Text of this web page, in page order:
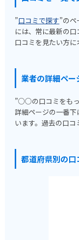
”口コミで探す”のペ
には、常に最新の
口コミを見たい方に
業者の詳細ペ
”○○の口コミをも
詳細ページの一番
います。過去の口コ
都道府県別の